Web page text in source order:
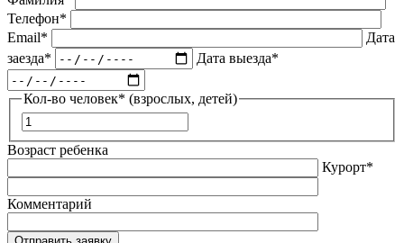
Телефон*
Email*
Дата
заезда*
Дата выезда*
Кол-во человек* (взрослых, детей)
Возраст ребенка
Курорт*
Комментарий